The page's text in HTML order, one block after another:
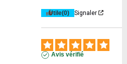
Utile(0) Signaler
Avis vérifié